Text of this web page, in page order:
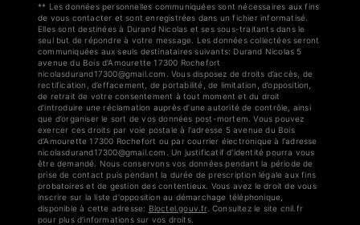
** Les données personnelles communiquées sont nécessaires aux fins
de vous contacter et sont enregistrées dans un fichier informatisé.
Elles sont destinées à Durand Nicolas et ses sous-traitants dans le
seul but de répondre à votre message. Les données collectées seront
communiquées aux seuls destinataires suivants: Durand Nicolas 5
avenue du Bois d'Amourette 17300 Rochefort
nicolasdurand17300@gmail.com. Vous disposez de droits d’accès, de
rectification, d’effacement, de portabilité, de limitation, d’opposition,
de retrait de votre consentement à tout moment et du droit
d’introduire une réclamation auprès d’une autorité de contrôle, ainsi
que d’organiser le sort de vos données post-mortem. Vous pouvez
exercer ces droits par voie postale à l'adresse 5 avenue du Bois
d'Amourette 17300 Rochefort ou par courrier électronique à l'adresse
nicolasdurand17300@gmail.com. Un justificatif d'identité pourra vous
être demandé. Nous conservons vos données pendant la période de
prise de contact puis pendant la durée de prescription légale aux fins
probatoires et de gestion des contentieux. Vous avez le droit de vous
inscrire sur la liste d'opposition au démarchage téléphonique,
disponible à cette adresse: Bloctel.gouv.fr. Consultez le site cnil.fr
pour plus d’informations sur vos droits.